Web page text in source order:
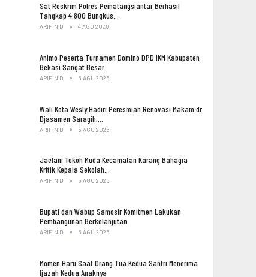
Sat Reskrim Polres Pematangsiantar Berhasil
Tangkap 4.800 Bungkus…
ARIFIN D 4 AGU 2026
Animo Peserta Turnamen Domino DPD IKM Kabupaten
Bekasi Sangat Besar
ARIFIN D 5 AGU 2026
Wali Kota Wesly Hadiri Peresmian Renovasi Makam dr.
Djasamen Saragih,…
ARIFIN D 5 AGU 2026
Jaelani Tokoh Muda Kecamatan Karang Bahagia
Kritik Kepala Sekolah…
ARIFIN D 5 AGU 2026
Bupati dan Wabup Samosir Komitmen Lakukan
Pembangunan Berkelanjutan
ARIFIN D 5 AGU 2026
Momen Haru Saat Orang Tua Kedua Santri Menerima
Ijazah Kedua Anaknya